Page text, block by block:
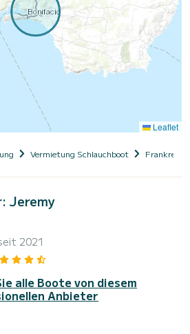
Leaflet
Vermietung Schlauchboot Frankreich
Jeremy
2021
alle Boote von diesem
Anbieter